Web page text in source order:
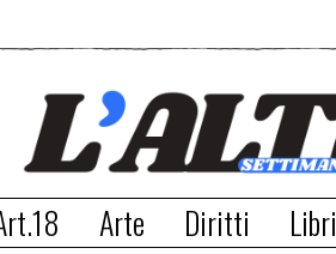
Arte Diritti Libri